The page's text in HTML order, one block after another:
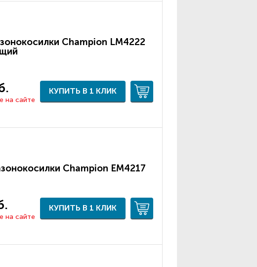
Champion LM4222
на сайте
КУПИТЬ В 1 КЛИК
Champion ЕМ4217
на сайте
КУПИТЬ В 1 КЛИК